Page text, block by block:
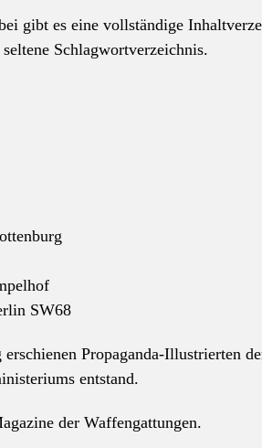
gibt es eine vollständige
Schlagwortverzeichnis.
SW68
Propaganda-Illustrierten
entstand.
der Waffengattungen.